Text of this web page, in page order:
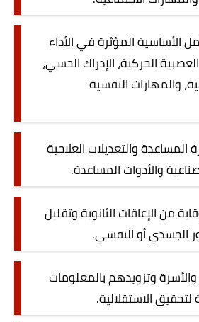
الأساسية المؤثرة في الأداء
الحركية، الإدراك الحسي،
والمهارات النفسية
المساعدة والتعديلات العلاجية
والأدوات المساعدة.
من الإعاقات الثانوية وتقليل
الجسدي أو النفسي.
وتزويدهم بالمعلومات
لتحقيق الاستقلالية.